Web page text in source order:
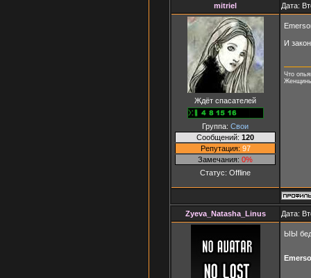
mitriel Дата:
Ждёт спасателей
Группа: Свои
Сообщений: 120
Репутация: 97
Замечания: 0%
Статус: Offline
И
Что
Zyeva_Natasha_Linus Дата:
ЫЫ